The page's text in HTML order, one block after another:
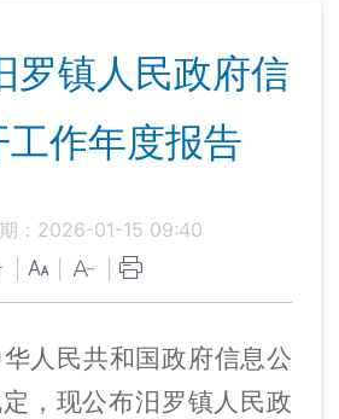
罗镇人民政府信
工作年度报告
：2026-01-15 09:40
民共和国政府信息公
，现公布汨罗镇人民政